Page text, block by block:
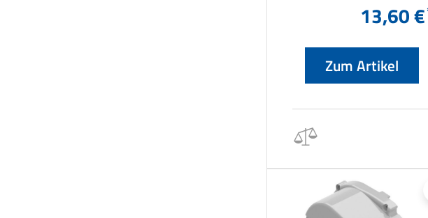
13,60 €
Zum Artikel